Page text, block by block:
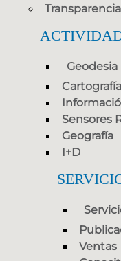
Transparencia
Geodesia
Cartografía
Sensores
Geografía
I+D
Ventas